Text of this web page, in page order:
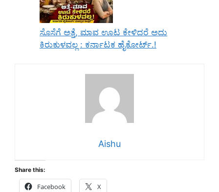
ಸೊಸೆಗೆ ಅತ್ತೆ, ಮಾವ ಊಟ ಕೇಳಿದರೆ ಅದು
ಕಿರುಕುಳವಲ್ಲ : ಕರ್ನಾಟಕ ಹೈಕೋರ್ಟ್.!
Aishu
Share this:
Facebook X